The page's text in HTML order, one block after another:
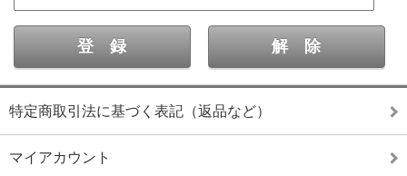
特定商取引法に基づく表記（返品など）
マイアカウント